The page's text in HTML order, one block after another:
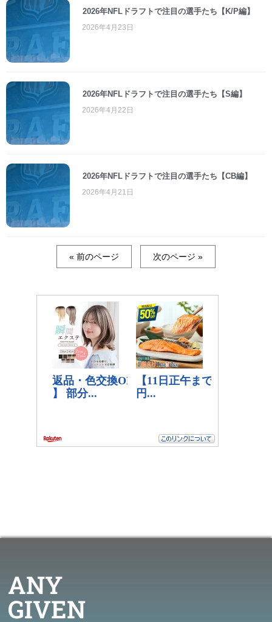
2026年NFLドラフトで注目の選手たち【K/P編】
2026年4月23日
2026年NFLドラフトで注目の選手たち【S編】
2026年4月22日
2026年NFLドラフトで注目の選手たち【CB編】
2026年4月21日
« 前のページ 次のページ »
ANY
GIVEN